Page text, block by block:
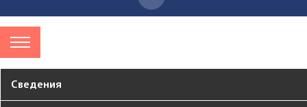
Сведения